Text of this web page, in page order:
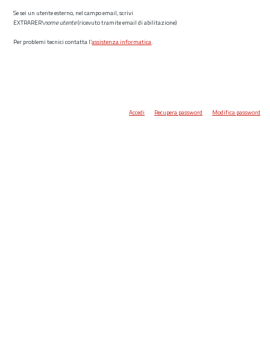
Se sei un utente esterno, nel campo email, scrivi
EXTRARER\nome utente(ricevuto tramite email di abilitazione)
Per problemi tecnici contatta l’assistenza informatica.
Accedi Recupera password Modifica password